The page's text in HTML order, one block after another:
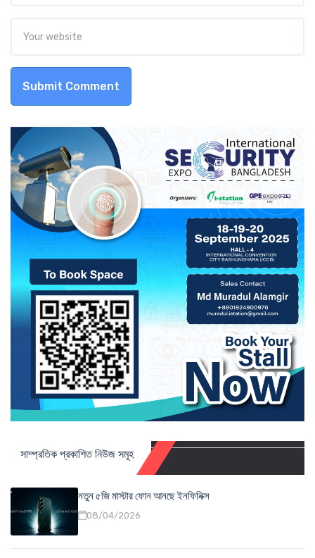
Submit Comment
সাম্প্রতিক প্রকাশিত নিউজ সমূহ
নতুন ৫জি মাস্টার ফোন আনছে ইনফিনিক্স
08/04/2026